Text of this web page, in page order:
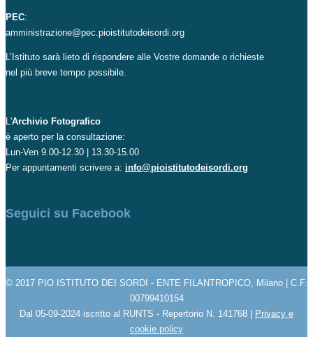
PEC:
amministrazione@pec.pioistitutodeisordi.org
L’Istituto sarà lieto di rispondere alle Vostre domande o richieste
nel più breve tempo possibile.
L'Archivio Fotografico
è aperto per la consultazione:
Lun-Ven 9.00-12.30 | 13.30-15.00
Per appuntamenti scrivere a: info@pioistitutodeisordi.org
Seguici su Facebook
© 2017 PIO ISTITUTO DEI SORDI - ENTE FILANTROPICO, Milano | C.F.
00799410154
Dal 05-09-2024 iscritto al RUNTS - Repertorio N. 141768 | Privacy e
cookie policy